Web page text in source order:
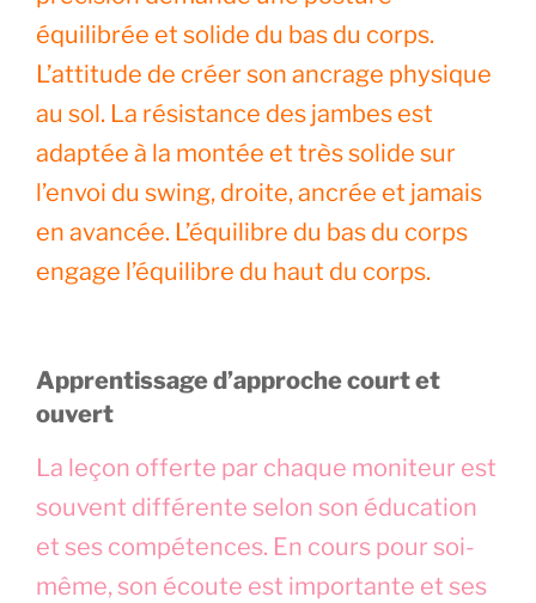
équilibrée et solide du bas du corps.
L’attitude de créer son ancrage physique
au sol. La résistance des jambes est
adaptée à la montée et très solide sur
l’envoi du swing, droite, ancrée et jamais
en avancée. L’équilibre du bas du corps
engage l’équilibre du haut du corps.
Apprentissage d’approche court et
ouvert
La leçon offerte par chaque moniteur est
souvent différente selon son éducation
et ses compétences. En cours pour soi-
même, son écoute est importante et ses